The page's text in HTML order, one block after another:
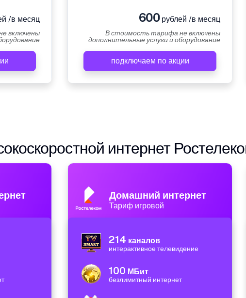
/в месяц
включены
600рублей /в месяц
В стоимость тарифа не включены
дополнительные услуги и оборудование
подключаем по акции
интернет
Домашний интернет
Тариф игровой
214 каналов
интерактивное телевидение
100 МБит
безлимитный интернет